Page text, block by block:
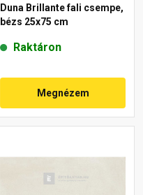
Duna Brillante fali csempe,
bézs 25x75 cm
Raktáron
Megnézem